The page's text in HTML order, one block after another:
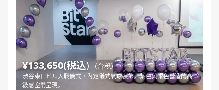
¥133,650(税込) （含稅）
渋谷東口ビル入職儀式・內定儀式氣球裝飾。紫色與銀色營造的高
級感空間呈現。